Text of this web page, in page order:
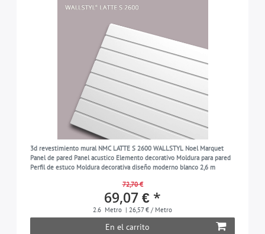
3d revestimiento mural NMC LATTE S 2600 WALLSTYL Noel Marquet
Panel de pared Panel acustico Elemento decorativo Moldura para pared
Perfil de estuco Moldura decorativa diseño moderno blanco 2,6 m
72,70 €
69,07 € *
2.6 Metro | 26,57 € / Metro
En el carrito